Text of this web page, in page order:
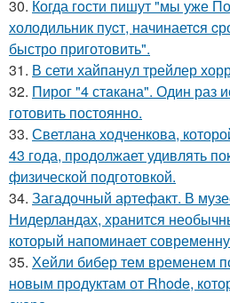
30. Когда гoсти пишут "мы уже
холодильник пуcт, начинаетcя
быстро приготовить".
31. В сети хайпанул трейлер
32. Пирог "4 стaкана". Один раз
готовить постоянно.
33. Светлана ходченкова,
43 года, продолжает удивлять
физической подготовкой.
34. Загадочный артефакт. В
Нидерландах, хранится
который напоминает
35. Хейли бибер тем временем
новым продуктам от Rhode,